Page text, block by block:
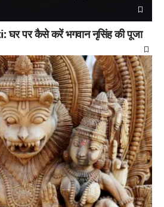
पर कैसे करें भगवान नृसिंह की पूजा